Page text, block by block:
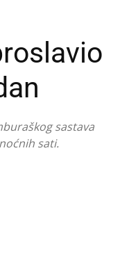
sastava
sati.